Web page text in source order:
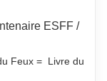
ESFF /
Feux = Livre du